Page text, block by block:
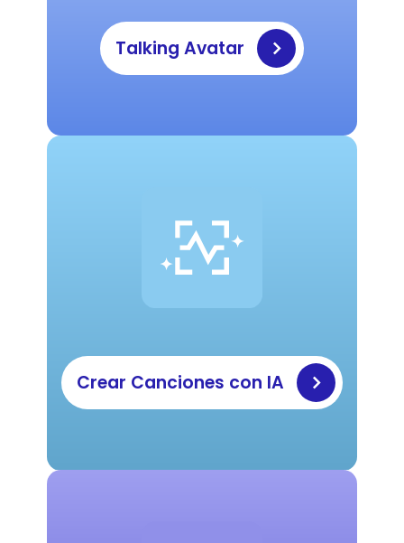
Talking Avatar
Crear Canciones con IA